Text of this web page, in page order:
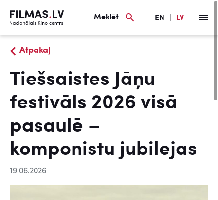
Meklēt EN LV
Atpakaļ
Tiešsaistes Jāņu
festivāls 2026 visā
pasaulē –
komponistu jubilejas
19.06.2026